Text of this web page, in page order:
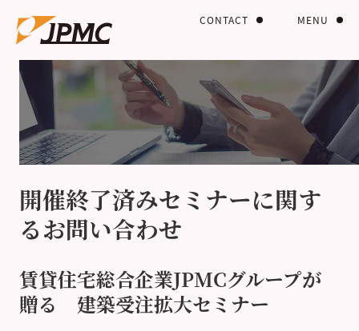
MENU
CONTACT
開催終了済みセミナーに関す
るお問い合わせ
賃貸住宅総合企業JPMCグループが
贈る 建築受注拡大セミナー